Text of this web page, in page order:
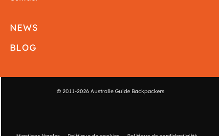
NEWS
BLOG
© 2011-2026 Australie Guide Backpackers